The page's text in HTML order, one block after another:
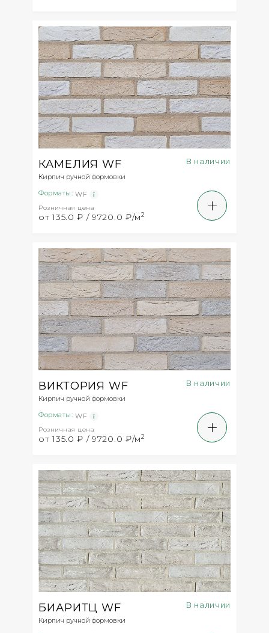
на сайте zaobkz.ru и в каталоге. Непосредственно
на заводе имеется шоу-рум с демокладками
кирпича. Кирпич можно заказать с доставкой.
КАМЕЛИЯ WF
Кирпич ручной формовки
В наличии
Форматы: WF
Розничная цена
от 135.0 ₽ / 9720.0 ₽/м2
ВИКТОРИЯ WF
Кирпич ручной формовки
В наличии
Форматы: WF
Розничная цена
от 135.0 ₽ / 9720.0 ₽/м2
БИАРИТЦ WF
Кирпич ручной формовки
В наличии